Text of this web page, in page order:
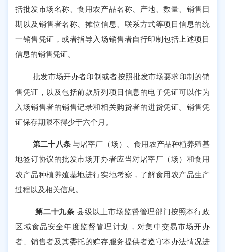
括批发市场名称、食用农产品名称、产地、数量、销售日
期以及销售者名称、摊位信息、联系方式等项目信息的统
一销售凭证，或者指导入场销售者自行印制包括上述项目
信息的销售凭证。
批发市场开办者印制或者按照批发市场要求印制的销
售凭证，以及包括前款所列项目信息的电子凭证可以作为
入场销售者的销售记录和相关购货者的进货凭证。销售凭
证保存期限不得少于六个月。
第二十八条 与屠宰厂（场）、食用农产品种植养殖基
地签订协议的批发市场开办者应当对屠宰厂（场）和食用
农产品种植养殖基地进行实地考察，了解食用农产品生产
过程以及相关信息。
第二十九条 县级以上市场监督管理部门按照本行政
区域食品安全年度监督管理计划，对集中交易市场开办
者、销售者及其委托的贮存服务提供者遵守本办法情况进